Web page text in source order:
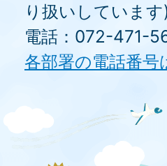
り扱いしています
電話：072-471-
各部署の電話番号